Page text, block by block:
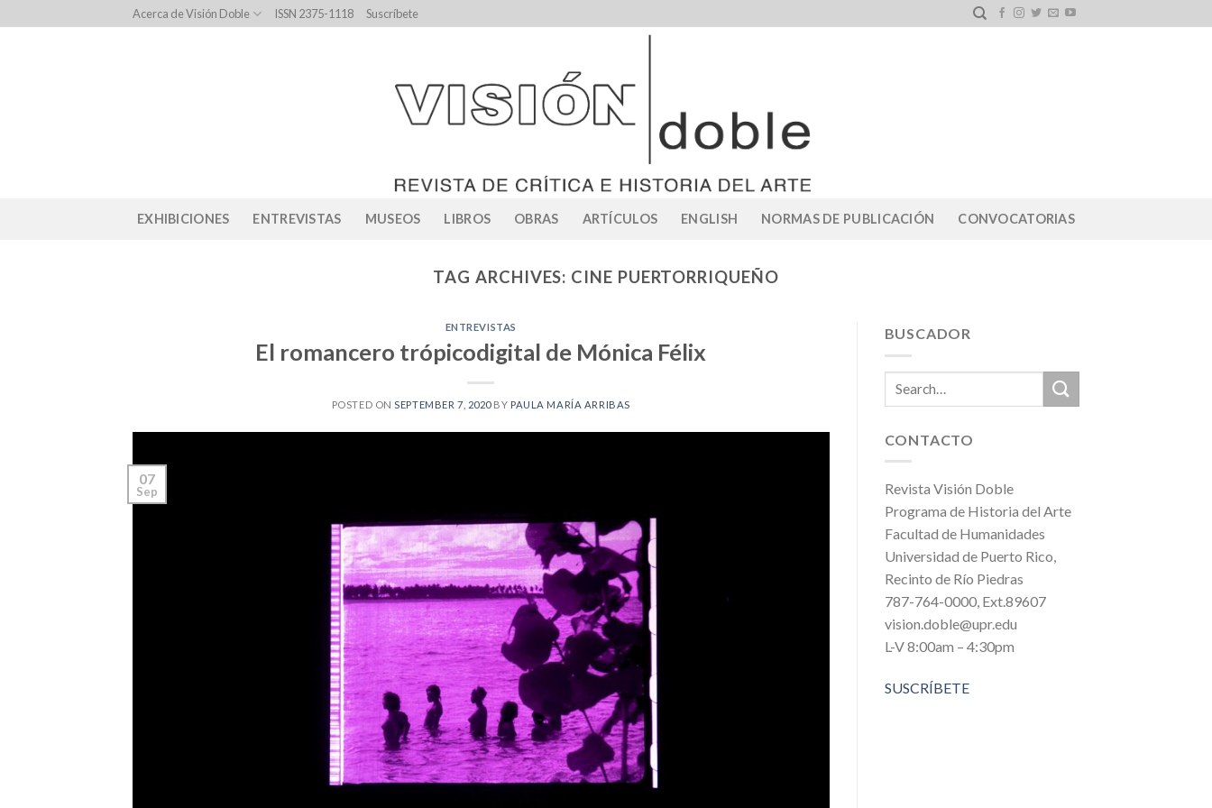
to
Acerca de Visión Doble ISSN 2375-1118 Suscríbete
EXHIBICIONES ENTREVISTAS MUSEOS LIBROS OBRAS ARTÍCULOS ENGLISH NORMAS DE PUBLICACIÓN CONVOCATORIAS
TAG ARCHIVES: CINE PUERTORRIQUEÑO
ENTREVISTAS
El romancero trópicodigital de Mónica Félix
POSTED ONSEPTEMBER 7, 2020BY PAULA MARÍA ARRIBAS
07
Sep
BUSCADOR
CONTACTO
Revista Visión Doble
Programa de Historia del Arte
Facultad de Humanidades
Universidad de Puerto Rico,
Recinto de Río Piedras
787-764-0000, Ext.89607
vision.doble@upr.edu
L-V 8:00am – 4:30pm
SUSCRÍBETE